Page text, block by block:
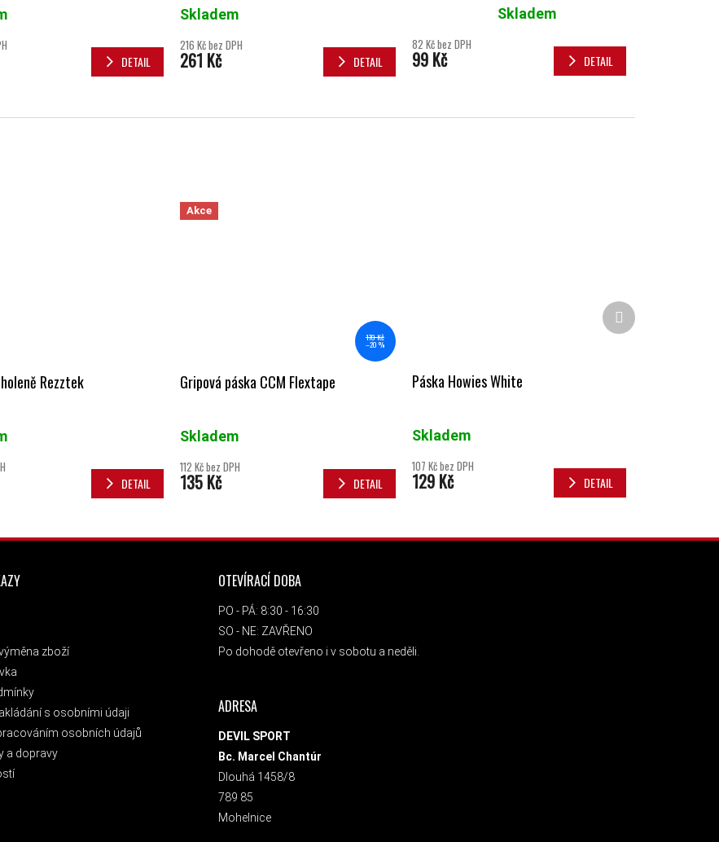
Rezztek
DETAIL
Akce
170 Kč
–20 %
Gripová páska CCM Flextape
Skladem
112 Kč bez DPH
135 Kč DETAIL
Páska Howies White
Skladem
107 Kč bez DPH
129 Kč DETAIL
Další produkt
DETAIL
Skladem
216 Kč bez DPH
261 Kč DETAIL
Průměrné hodnocení produktu je 5,0 z 5 hvězdiček.
Skladem
82 Kč bez DPH
99 Kč DETAIL
zboží
s osobními údaji
osobních údajů
a dopravy
OTEVÍRACÍ DOBA
PO - PÁ: 8:30 - 16:30
SO - NE: ZAVŘENO
Po dohodě otevřeno i v sobotu a neděli.
ADRESA
DEVIL SPORT
Bc. Marcel Chantúr
Dlouhá 1458/8
789 85
Mohelnice